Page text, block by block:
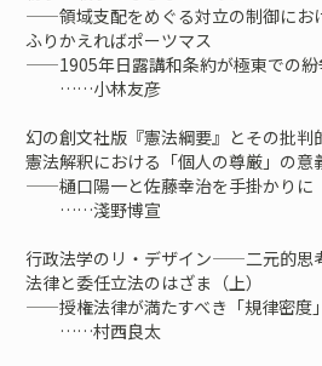
——領域支配をめぐる対立の制御にお
ふりかえればポーツマス
——1905年日露講和条約が極東での紛
……小林友彦
幻の創文社版『憲法綱要』とその批判
憲法解釈における「個人の尊厳」の意
——樋口陽一と佐藤幸治を手掛かりに
……淺野博宣
行政法学のリ・デザイン——二元的思
法律と委任立法のはざま（上）
——授権法律が満たすべき「規律密度
……村西良太